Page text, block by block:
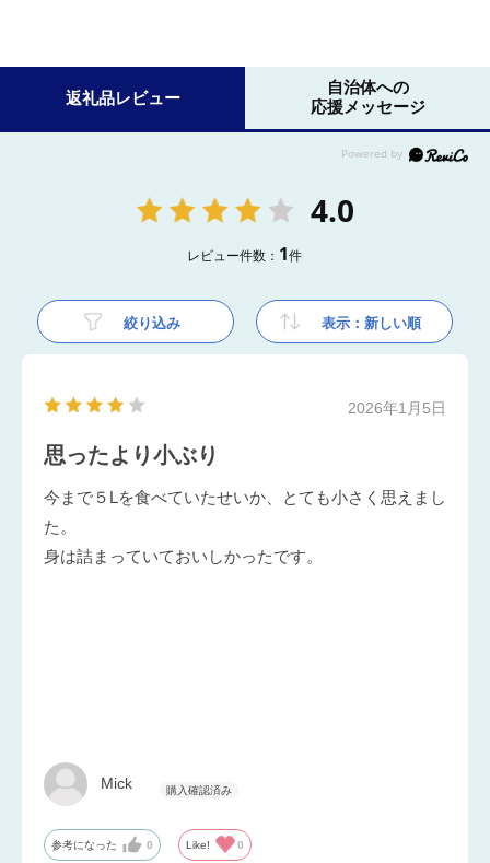
返礼品レビュー
自治体への
応援メッセージ
4.0
レビュー件数： 1件
絞り込み 表示：新しい順
2026年1月5日
思ったより小ぶり
今まで５Lを食べていたせいか、とても小さく思えまし
た。
身は詰まっていておいしかったです。
Mick
参考になった 0 Like! 0